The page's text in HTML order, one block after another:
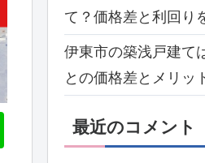
て？価格差と利回り
伊東市の築浅戸建て
との価格差とメリッ
最近のコメント